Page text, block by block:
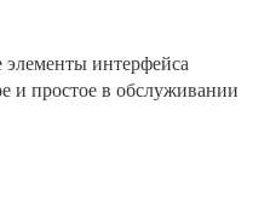
элементы интерфейса
и простое в обслуживании